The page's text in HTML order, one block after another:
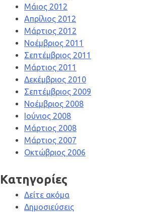
Μάιος 2012
Απρίλιος 2012
Μάρτιος 2012
Νοέμβριος 2011
Σεπτέμβριος 2011
Μάρτιος 2011
Δεκέμβριος 2010
Σεπτέμβριος 2009
Νοέμβριος 2008
Ιούνιος 2008
Μάρτιος 2008
Μάρτιος 2007
Οκτώβριος 2006
Kατηγορίες
Δείτε ακόμα
Δημοσιεύσεις